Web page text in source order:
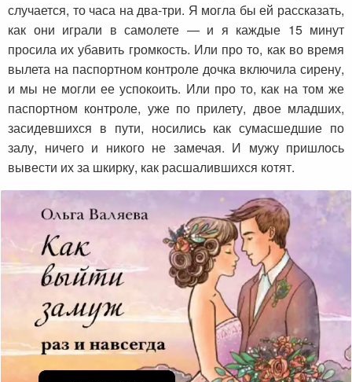
случается, то часа на два-три. Я могла бы ей рассказать,
как они играли в самолете — и я каждые 15 минут
просила их убавить громкость. Или про то, как во время
вылета на паспортном контроле дочка включила сирену,
и мы не могли ее успокоить. Или про то, как на том же
паспортном контроле, уже по прилету, двое младших,
засидевшихся в пути, носились как сумасшедшие по
залу, ничего и никого не замечая. И мужу пришлось
вывести их за шкирку, как расшалившихся котят.